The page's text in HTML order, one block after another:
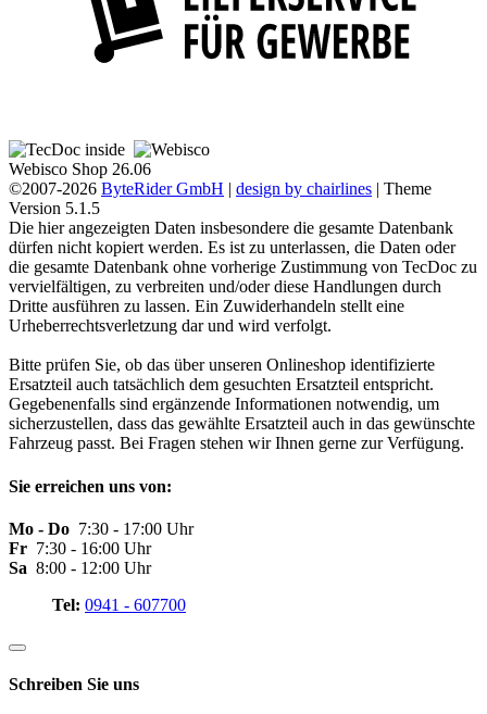
Webisco Shop 26.06
©2007-2026 ByteRider GmbH | design by chairlines | Theme
Version 5.1.5
Die hier angezeigten Daten insbesondere die gesamte Datenbank
dürfen nicht kopiert werden. Es ist zu unterlassen, die Daten oder
die gesamte Datenbank ohne vorherige Zustimmung von TecDoc zu
vervielfältigen, zu verbreiten und/oder diese Handlungen durch
Dritte ausführen zu lassen. Ein Zuwiderhandeln stellt eine
Urheberrechtsverletzung dar und wird verfolgt.
Bitte prüfen Sie, ob das über unseren Onlineshop identifizierte
Ersatzteil auch tatsächlich dem gesuchten Ersatzteil entspricht.
Gegebenenfalls sind ergänzende Informationen notwendig, um
sicherzustellen, dass das gewählte Ersatzteil auch in das gewünschte
Fahrzeug passt. Bei Fragen stehen wir Ihnen gerne zur Verfügung.
Sie erreichen uns von:
Mo - Do 7:30 - 17:00 Uhr
Fr 7:30 - 16:00 Uhr
Sa 8:00 - 12:00 Uhr
Tel: 0941 - 607700
Schreiben Sie uns